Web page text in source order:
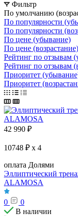
Фильтр
По умолчанию
По популярности
По популярности
По цене (убывание)
По цене (возрастание)
Рейтинг по отзывам
Рейтинг по отзывам
Приоритет
Приоритет
42 990 ₽
10748 ₽ x 4
оплата Долями
Эллиптический
ALAMOSA
0
0
В наличии